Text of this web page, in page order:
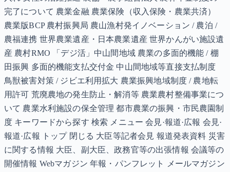
完了について 農業金融 農業保険（収入保険・農業共済）
農業版BCP 農村振興局 農山漁村発イノベーション / 農泊 /
農福連携 世界農業遺産・日本農業遺産 世界かんがい施設遺
産 農村RMO 「デジ活」中山間地域 農業の多面的機能 / 棚
田振興 多面的機能支払交付金 中山間地域等直接支払制度
鳥獣被害対策 / ジビエ利用拡大 農業振興地域制度 / 農地転
用許可 荒廃農地の発生防止・解消等 農業農村整備事業につ
いて 農業水利施設の保全管理 都市農業の振興・市民農園制
度 キーワードから探す 検索 メニュー 会見·報道·広報 会見·
報道·広報 トップ 閉じる 大臣等記者会見 報道発表資料 災害
に関する情報 大臣、副大臣、政務官等の出張情報 会議等の
開催情報 Webマガジン 年報・パンフレット メールマガジン